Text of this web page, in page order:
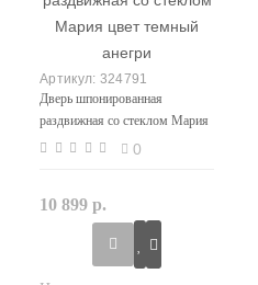
324791
Дверь шпонированная
раздвижная со стеклом Мария
цвет темный анегри
0
10 899 р.